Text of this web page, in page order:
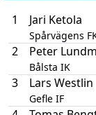
1 Jari Ketola
Spårvägens
2 Peter
Bålsta IK
3 Lars Westlin
Gefle IF